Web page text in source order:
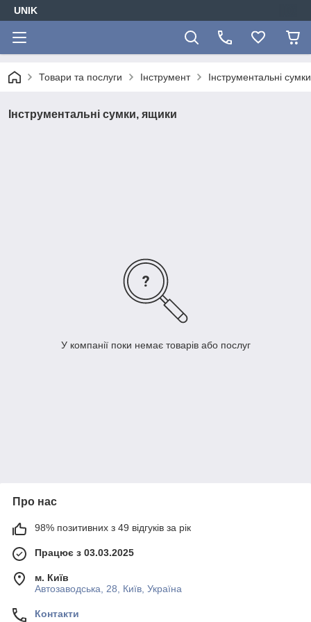
UNIK
Товари та послуги Інструмент Інструментальні
Інструментальні сумки, ящики
У компанії поки немає товарів або послуг
Про нас
98% позитивних з 49 відгуків за рік
Працює з 03.03.2025
м. Київ
Автозаводська, 28, Київ, Україна
Контакти